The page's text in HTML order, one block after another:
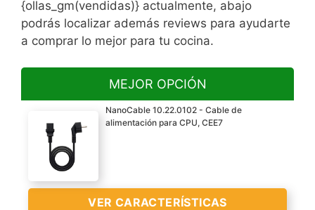
{ollas_gm(vendidas)} actualmente, abajo
podrás localizar además reviews para ayudarte
a comprar lo mejor para tu cocina.
MEJOR OPCIÓN
NanoCable 10.22.0102 - Cable de
alimentación para CPU, CEE7
VER CARACTERÍSTICAS